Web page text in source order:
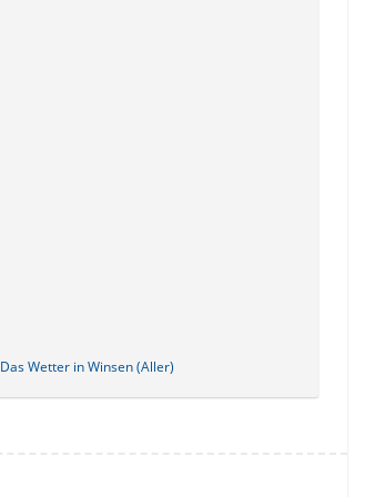
Das Wetter in Winsen (Aller)